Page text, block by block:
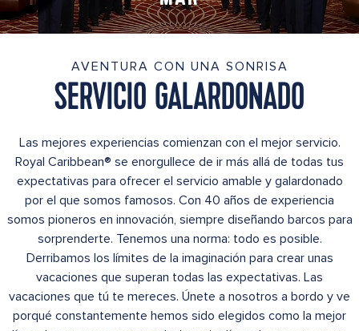
AVENTURA CON UNA SONRISA
SERVICIO GALARDONADO
Las mejores experiencias comienzan con el mejor servicio.
Royal Caribbean® se enorgullece de ir más allá de todas tus
expectativas para ofrecer el servicio amable y galardonado
por el que somos famosos. Con 40 años de experiencia
somos pioneros en innovación, siempre diseñando barcos para
sorprenderte. Tenemos una norma: todo es posible.
Derribamos los límites de la imaginación para crear unas
vacaciones que superan todas las expectativas. Las
vacaciones que tú te mereces. Únete a nosotros a bordo y ve
porqué constantemente hemos sido elegidos como la mejor